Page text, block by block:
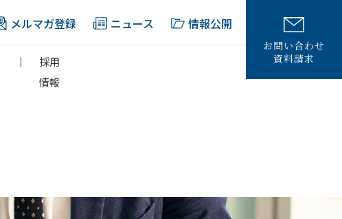
メルマガ登録 ニュース 情報公開
採用
情報
お問い合わせ
資料請求